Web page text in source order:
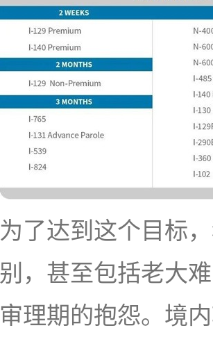
为了达到这个目标
别，甚至包括老大
审理期的抱怨。境